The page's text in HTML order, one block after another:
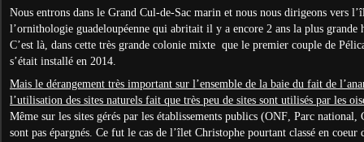
Nous entrons dans le Grand Cul-de-Sac marin et nous nous dirigeons vers
l’ornithologie guadeloupéenne qui abritait il y a encore 2 ans la plus grande
C’est là, dans cette très grande colonie mixte que le premier couple de
s’était installé en 2014.
Mais le dérangement très important sur l’ensemble de la baie du fait de
l’utilisation des sites naturels fait que très peu de sites sont utilisés par les
Même sur les sites gérés par les établissements publics (ONF, Parc
sont pas épargnés. Ce fut le cas de l’îlet Christophe pourtant classé en coeur